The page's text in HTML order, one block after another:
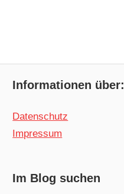
Informationen über:
Datenschutz
Impressum
Im Blog suchen